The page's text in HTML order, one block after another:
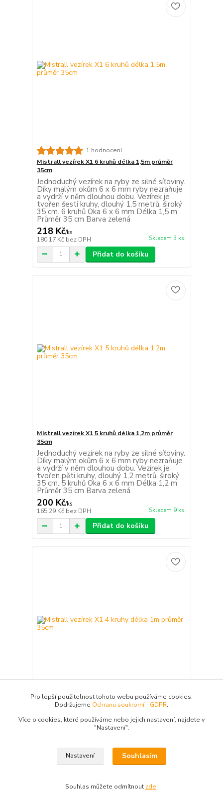
1 hodnocení
Mistrall vezírek X1 6 kruhů délka 1,5m průměr
35cm
Jednoduchý vezírek na ryby ze silné síťoviny.
Díky malým okům 6 x 6 mm ryby nezraňuje
a vydrží v něm dlouhou dobu. Vezírek je
tvořen šesti kruhy, dlouhý 1,5 metrů, široký
35 cm. 6 kruhů Oka 6 x 6 mm Délka 1,5 m
Průměr 35 cm Barva zelená
218 Kč/ks
180,17 Kč bez DPH Skladem 3 ks
Přidat do košíku
Mistrall vezírek X1 5 kruhů délka 1,2m průměr
35cm
Jednoduchý vezírek na ryby ze silné síťoviny.
Díky malým okům 6 x 6 mm ryby nezraňuje
a vydrží v něm dlouhou dobu. Vezírek je
tvořen pěti kruhy, dlouhý 1,2 metrů, široký
35 cm. 5 kruhů Oka 6 x 6 mm Délka 1,2 m
Průměr 35 cm Barva zelená
200 Kč/ks
165,29 Kč bez DPH Skladem 9 ks
Přidat do košíku
Mistrall vezírek X1 4 kruhy délka 1m průměr 35cm
Jednoduchý vezírek na ryby ze silné síťoviny.
Díky malým okům 6 x 6 mm ryby nezraňuje
a vydrží v něm dlouhou dobu. Vezírek je
35 cm. 4 kruhy Oka 6 x 6 mm Délka 1 m
Průměr 35 cm Barva zelená
183 Kč/ks
Přidat do košíku
Pro lepší použitelnost tohoto webu používáme cookies.
Dodržujeme Ochranu soukromí - GDPR.
Více o cookies, které používáme nebo jejich nastavení, najdete v
"Nastavení".
Nastavení Souhlasím
Souhlas můžete odmítnout zde.